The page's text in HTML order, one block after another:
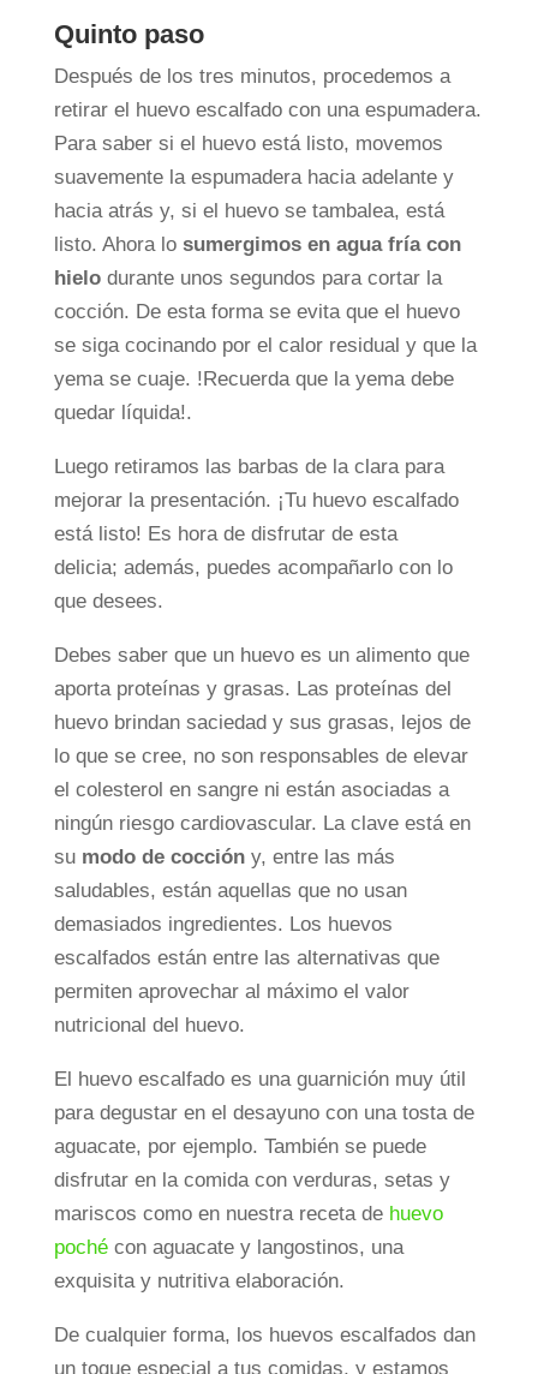
Quinto paso
Después de los tres minutos, procedemos a
retirar el huevo escalfado con una espumadera.
Para saber si el huevo está listo, movemos
suavemente la espumadera hacia adelante y
hacia atrás y, si el huevo se tambalea, está
listo. Ahora lo sumergimos en agua fría con
hielodurante unos segundos para cortar la
cocción. De esta forma se evita que el huevo
se siga cocinando por el calor residual y que la
yema se cuaje. !Recuerda que la yema debe
quedar líquida!.
Luego retiramos las barbas de la clara para
mejorar la presentación. ¡Tu huevo escalfado
está listo! Es hora de disfrutar de esta
delicia; además, puedes acompañarlo con lo
que desees.
Debes saber que un huevo es un alimento que
aporta proteínas y grasas. Las proteínas del
huevo brindan saciedad y sus grasas, lejos de
lo que se cree, no son responsables de elevar
el colesterol en sangre ni están asociadas a
ningún riesgo cardiovascular. La clave está en
su modo de coccióny, entre las más
saludables, están aquellas que no usan
demasiados ingredientes. Los huevos
escalfados están entre las alternativas que
permiten aprovechar al máximo el valor
nutricional del huevo.
El huevo escalfado es una guarnición muy útil
para degustar en el desayuno con una tosta de
aguacate, por ejemplo. También se puede
disfrutar en la comida con verduras, setas y
mariscos como en nuestra receta de huevo
pochécon aguacate y langostinos, una
exquisita y nutritiva elaboración.
De cualquier forma, los huevos escalfados dan
un toque especial a tus comidas, y estamos